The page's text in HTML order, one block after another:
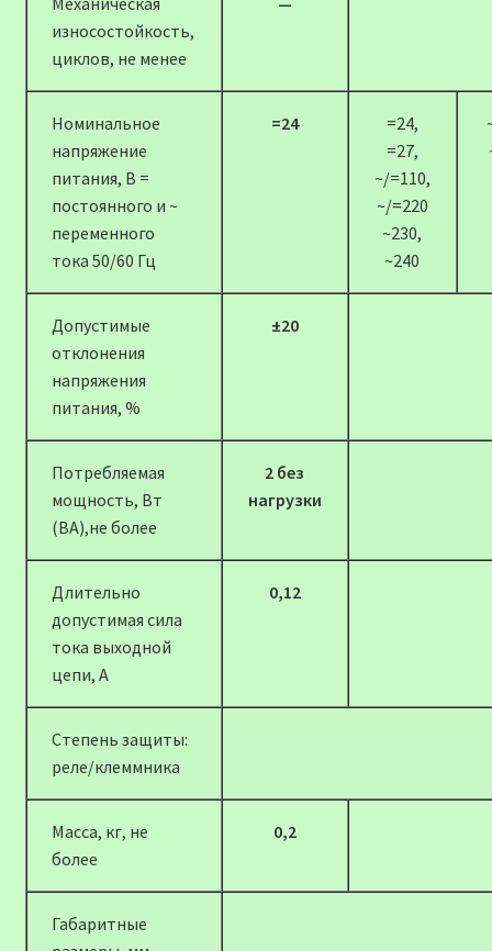
износостойкость,
циклов, не менее
Номинальное
напряжение
питания, В =
постоянного и ~
переменного
тока 50/60 Гц
=24
=24,
=27,
~/=110,
~/=220
~230,
~240
Допустимые
отклонения
напряжения
питания, %
±20
Потребляемая
мощность, Вт
(ВА),не более
2 без
нагрузки
Длительно
допустимая сила
тока выходной
цепи, А
0,12
Степень защиты:
реле/клеммника
Масса, кг, не
более
0,2
Габаритные